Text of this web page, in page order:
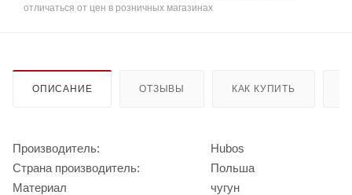
отличаться от цен в розничных магазинах
ОПИСАНИЕ ОТЗЫВЫ КАК КУПИТЬ
Производитель:
Hubos
Страна производитель:
Польша
Материал
чугун